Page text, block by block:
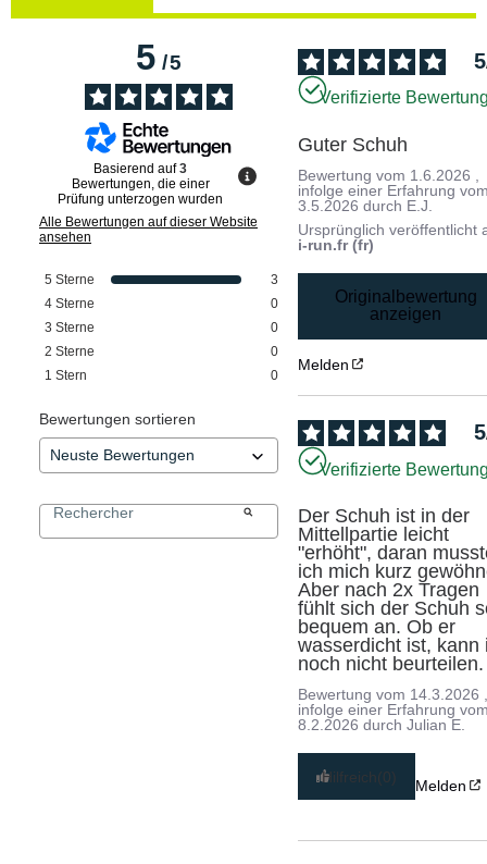
5/5
Basierend auf3
Bewertungen, die einer
Prüfung unterzogen wurden
Alle Bewertungen auf dieser Website
ansehen
5 Sterne
3
4 Sterne
0
3 Sterne
0
2 Sterne
0
1 Stern 0
Bewertungen sortieren
5
Verifizierte
Guter Schuh
Bewertung vom 1.6.2026
infolge einer Erfahrung
3.5.2026 durch E.J.
Ursprünglich veröffentlicht
i-run.fr (fr)
Originalbewertung
anzeigen
Melden
5
Verifizierte
Der Schuh ist in der
Mittellpartie leicht
"erhöht", daran
ich mich kurz
Aber nach 2x Tragen
fühlt sich der Schuh
bequem an. Ob er
wasserdicht ist, kann
noch nicht beurteilen.
Bewertung vom 14.3.2026
infolge einer Erfahrung
8.2.2026 durchJulian E.
Hilfreich(0) Melden